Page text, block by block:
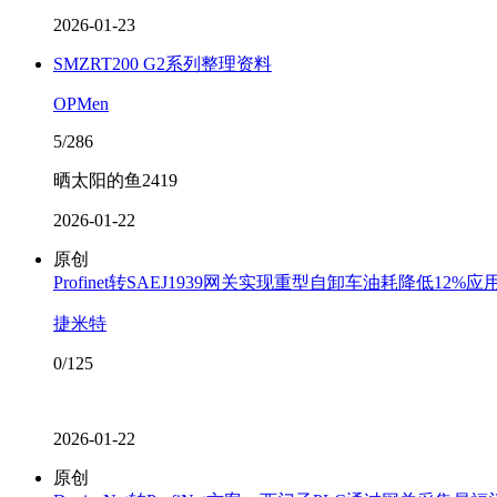
2026-01-23
SMZRT200 G2系列整理资料
OPMen
5/286
晒太阳的鱼2419
2026-01-22
原创
Profinet转SAEJ1939网关实现重型自卸车油耗降低12%应
捷米特
0/125
2026-01-22
原创